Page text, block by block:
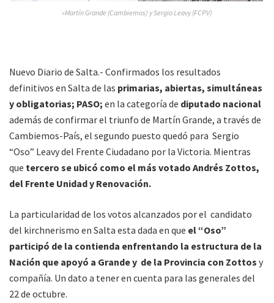
»Martín Grande (Cambiemos) y Sergio Leavy (FCPV)
Nuevo Diario de Salta.- Confirmados los resultados
definitivos en Salta de las primarias, abiertas, simultáneas
y obligatorias; PASO; en la categoría de diputado nacional
además de confirmar el triunfo de Martín Grande, a través de
Cambiemos-País, el segundo puesto quedó para Sergio
“Oso” Leavy del Frente Ciudadano por la Victoria. Mientras
que tercero se ubicó como el más votado Andrés Zottos,
del Frente Unidad y Renovación.
La particularidad de los votos alcanzados por el candidato
del kirchnerismo en Salta esta dada en que el “Oso”
participó de la contienda enfrentando la estructura de la
Nación que apoyó a Grande y de la Provincia con Zottos y
compañía. Un dato a tener en cuenta para las generales del
22 de octubre.